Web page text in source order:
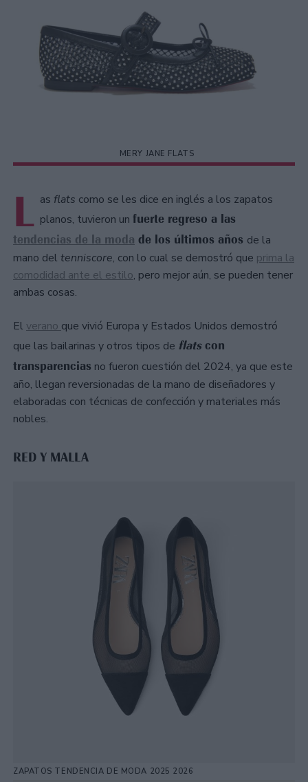
MERY JANE FLATS
L as flats como se les dice en inglés a los zapatos
planos, tuvieron un fuerte regreso a las
tendencias de la moda de los últimos años de la
mano del tenniscore, con lo cual se demostró que prima la
comodidad ante el estilo, pero mejor aún, se pueden tener
ambas cosas.
El verano que vivió Europa y Estados Unidos demostró
que las bailarinas y otros tipos de flatscon
transparencias no fueron cuestión del 2024, ya que este
año, llegan reversionadas de la mano de diseñadores y
elaboradas con técnicas de confección y materiales más
nobles.
RED Y MALLA
ZAPATOS TENDENCIA DE MODA 2025 2026